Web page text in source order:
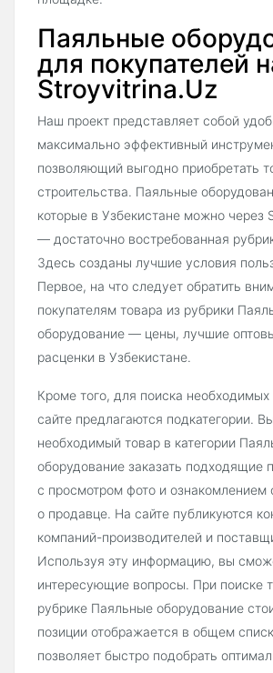
Паяльные
для покупателей
Stroyvitrina.Uz
Наш проект представляет собой
максимально эффективный
позволяющий выгодно приобретать
строительства. Паяльные
которые в Узбекистане можно через
— достаточно востребованная
Здесь созданы лучшие условия
Первое, на что следует обратить
покупателям товара из рубрики
оборудование — цены, лучшие
расценки в Узбекистане.
Кроме того, для поиска необходимых
сайте предлагаются подкатегории.
необходимый товар в категории
оборудование заказать подходящие
с просмотром фото и ознакомлением
о продавце. На сайте публикуются
компаний-производителей и
Используя эту информацию, вы
интересующие вопросы. При поиске
рубрике Паяльные оборудование
позиции отображается в общем
позволяет быстро подобрать